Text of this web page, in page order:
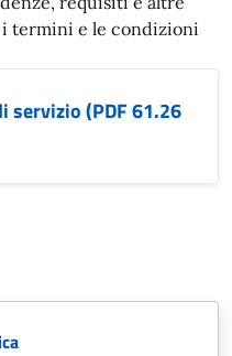
termini e le condizioni
servizio (PDF 61.26